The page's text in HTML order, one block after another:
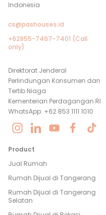
Indonesia
cs@pashouses.id
+62855-7467-7401 (Call
only)
Direktorat Jenderal
Perlindungan Konsumen dan
Tertib Niaga
Kementerian Perdagangan RI
WhatsApp: +62 853 1111 1010
Product
Jual Rumah
Rumah Dijual di Tangerang
Rumah Dijual di Tangerang
Selatan